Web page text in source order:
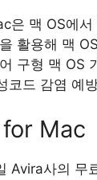
맥 OS에서
활용해 맥
구형 맥
코드 감염 예
Mac
사의 무